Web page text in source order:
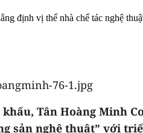
định vị thế nhà chế tác nghệ
Tân Hoàng Minh
sản nghệ thuật” với